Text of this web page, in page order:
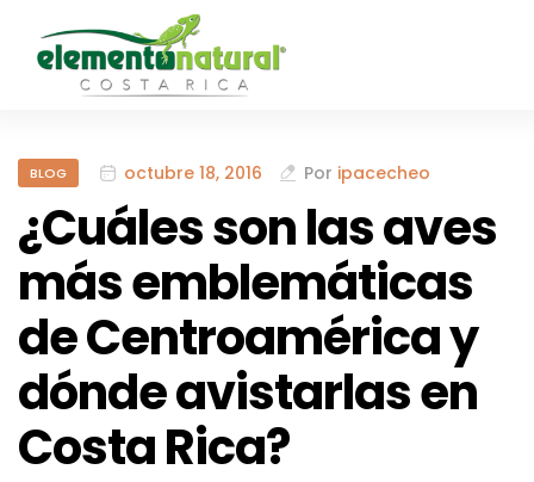
BLOG octubre 18, 2016 Por ipacecheo
¿Cuáles son las aves
más emblemáticas
de Centroamérica y
dónde avistarlas en
Costa Rica?